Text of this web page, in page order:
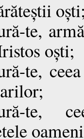
te,
oști;
te,
te,